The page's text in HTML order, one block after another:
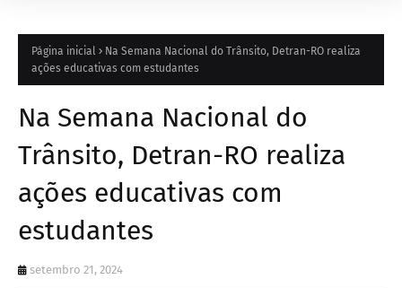
Página inicial
Na Semana Nacional do Trânsito, Detran-RO realiza
ações educativas com estudantes
Na Semana Nacional do
Trânsito, Detran-RO realiza
ações educativas com
estudantes
setembro 21, 2024